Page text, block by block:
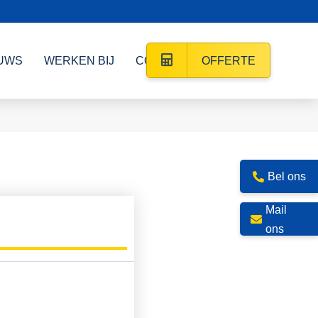
WERKEN BIJ CONTACT OFFERTE
Bel ons
Mail
ons